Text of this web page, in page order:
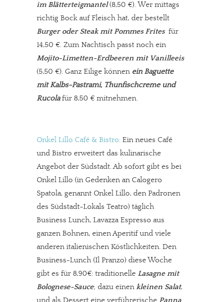
im Blätterteigmantel(8,50 €). Wer mittags
richtig Bock auf Fleisch hat, der bestellt
Burger oder Steak mit Pommes Frites für
14,50 €. Zum Nachtisch passt noch ein
Mojito-Limetten-Erdbeeren mit Vanilleeis
(5,50 €). Ganz Eilige können ein Baguette
mit Kalbs-Pastrami, Thunfischcreme und
Rucolafür 8,50 € mitnehmen.
Onkel Lillo Café & Bistro: Ein neues Café
und Bistro erweitert das kulinarische
Angebot der Südstadt. Ab sofort gibt es bei
Onkel Lillo (in Gedenken an Calogero
Spatola, genannt Onkel Lillo, den Padronen
des Südstadt-Lokals Teatro) täglich
Business Lunch, Lavazza Espresso aus
ganzen Bohnen, einen Aperitif und viele
anderen italienischen Köstlichkeiten. Den
Business-Lunch (Il Pranzo) diese Woche
gibt es für 8,90€: traditionelle Lasagne mit
Bolognese-Sauce; dazu einen kleinen Salat,
und als Dessert eine verführerische Panna